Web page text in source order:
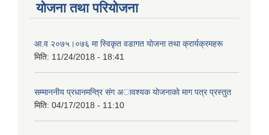
योजना तथा परियोजना
आ.व २०७५।०७६ मा स्विकृत वडागत याेजना तथा क्रार्यक्रमहरू
मिति: 11/24/2018 - 18:41
सम्माननीय प्रधानमन्त्रि संग अावश्यक याेजनाकाे माग पत्र प्रस्तुत
मिति: 04/17/2018 - 11:10